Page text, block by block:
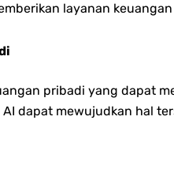
layanan
pribadi yang dapat
dapat mewujudkan hal